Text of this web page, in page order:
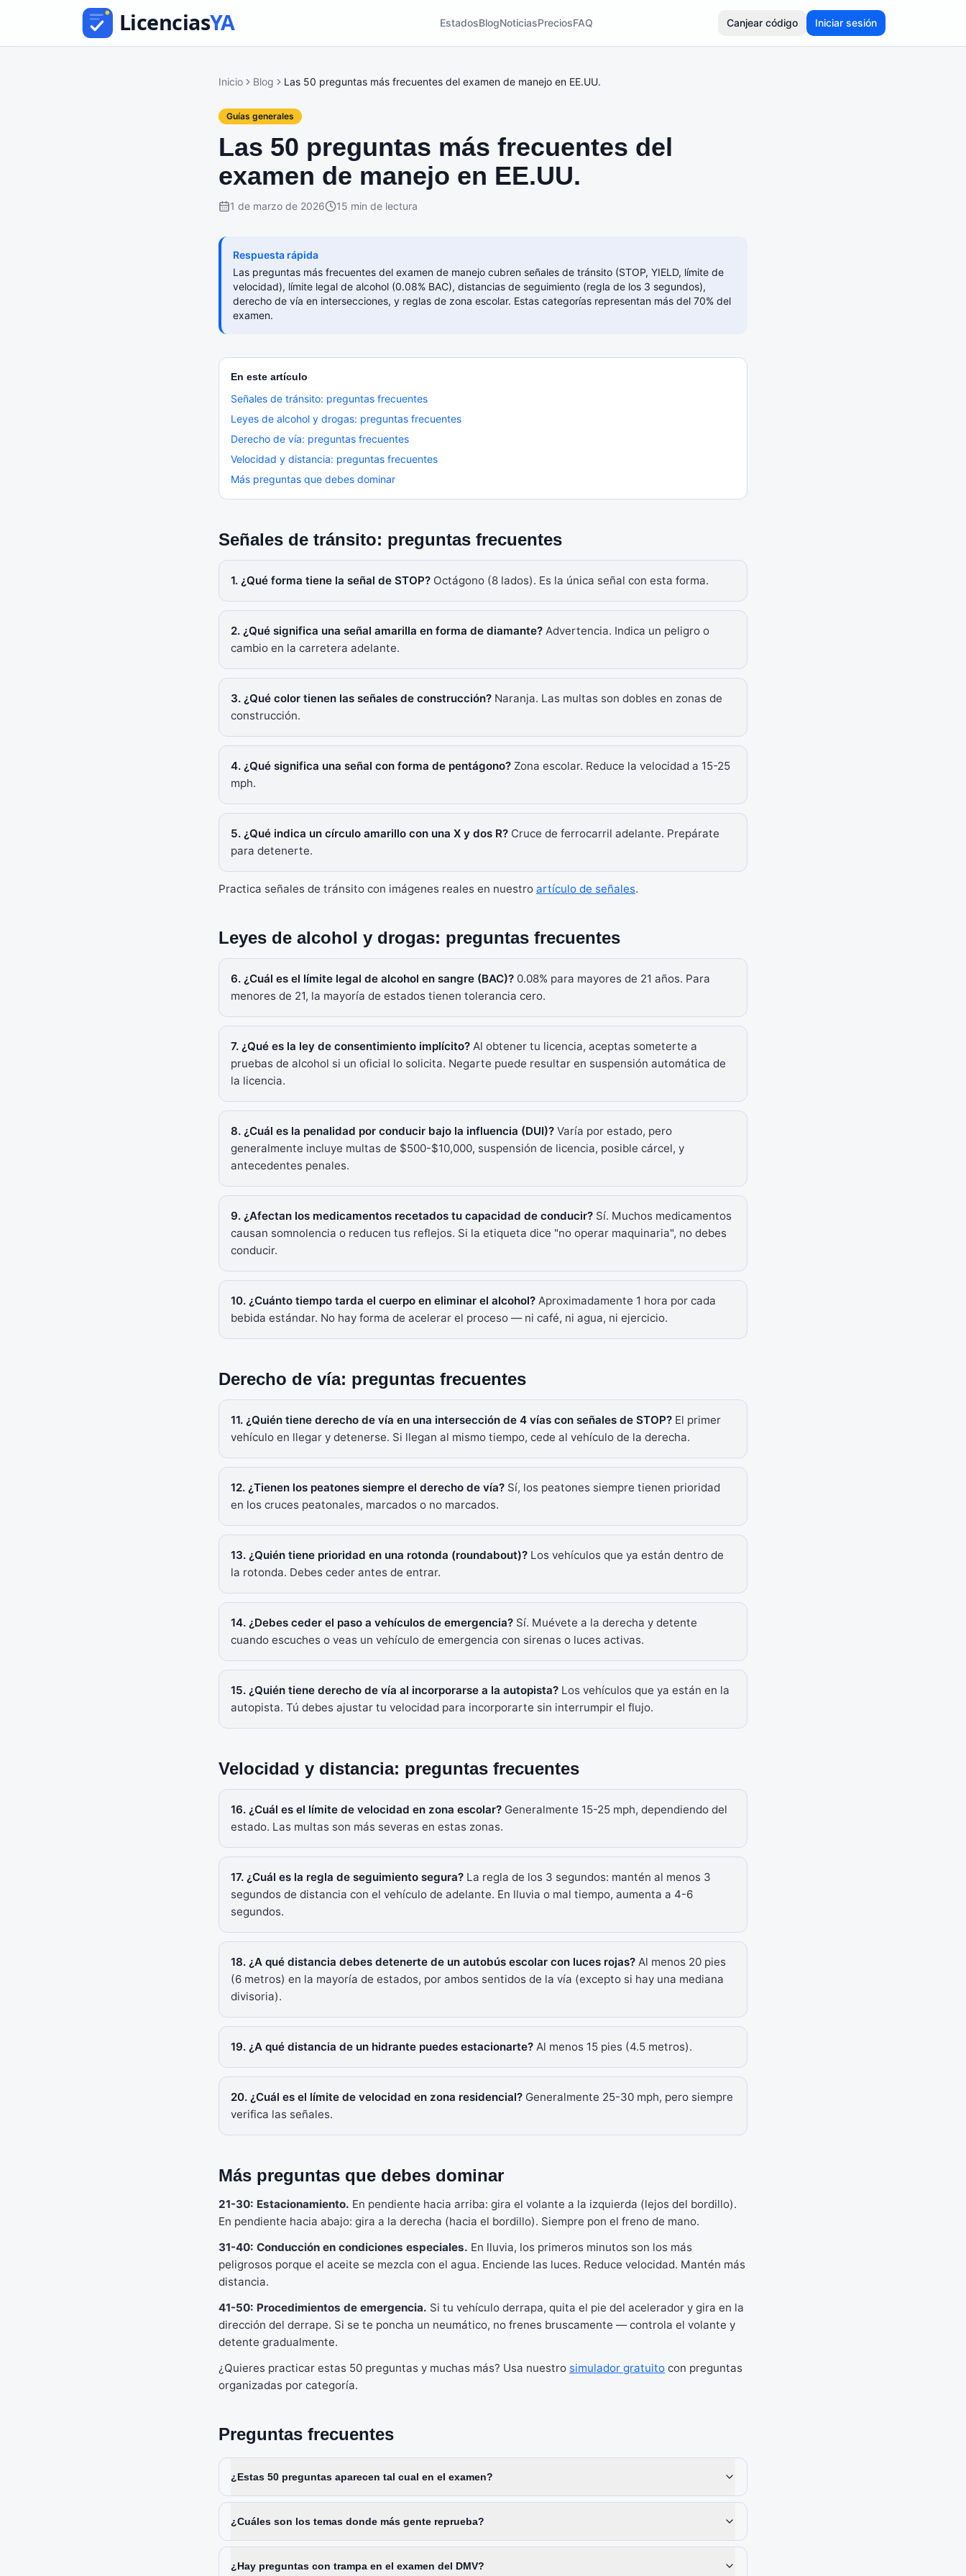
EstadosBlogNoticiasPreciosFAQ Canjear código Iniciar sesión
Inicio Blog Las 50 preguntas más frecuentes del examen de manejo en EE.UU.
Guías generales
Las 50 preguntas más frecuentes del
examen de manejo en EE.UU.
1 de marzo de 2026 15 min de lectura
Respuesta rápida
Las preguntas más frecuentes del examen de manejo cubren señales de tránsito (STOP, YIELD, límite de
velocidad), límite legal de alcohol (0.08% BAC), distancias de seguimiento (regla de los 3 segundos),
derecho de vía en intersecciones, y reglas de zona escolar. Estas categorías representan más del 70% del
examen.
En este artículo
Señales de tránsito: preguntas frecuentes
Leyes de alcohol y drogas: preguntas frecuentes
Derecho de vía: preguntas frecuentes
Velocidad y distancia: preguntas frecuentes
Más preguntas que debes dominar
Señales de tránsito: preguntas frecuentes
1. ¿Qué forma tiene la señal de STOP? Octágono (8 lados). Es la única señal con esta forma.
2. ¿Qué significa una señal amarilla en forma de diamante? Advertencia. Indica un peligro o
cambio en la carretera adelante.
3. ¿Qué color tienen las señales de construcción? Naranja. Las multas son dobles en zonas de
construcción.
4. ¿Qué significa una señal con forma de pentágono? Zona escolar. Reduce la velocidad a 15-25
mph.
5. ¿Qué indica un círculo amarillo con una X y dos R? Cruce de ferrocarril adelante. Prepárate
para detenerte.
Practica señales de tránsito con imágenes reales en nuestro artículo de señales.
Leyes de alcohol y drogas: preguntas frecuentes
6. ¿Cuál es el límite legal de alcohol en sangre (BAC)? 0.08% para mayores de 21 años. Para
menores de 21, la mayoría de estados tienen tolerancia cero.
7. ¿Qué es la ley de consentimiento implícito? Al obtener tu licencia, aceptas someterte a
pruebas de alcohol si un oficial lo solicita. Negarte puede resultar en suspensión automática de
la licencia.
8. ¿Cuál es la penalidad por conducir bajo la influencia (DUI)? Varía por estado, pero
generalmente incluye multas de $500-$10,000, suspensión de licencia, posible cárcel, y
antecedentes penales.
9. ¿Afectan los medicamentos recetados tu capacidad de conducir? Sí. Muchos medicamentos
causan somnolencia o reducen tus reflejos. Si la etiqueta dice "no operar maquinaria", no debes
conducir.
10. ¿Cuánto tiempo tarda el cuerpo en eliminar el alcohol? Aproximadamente 1 hora por cada
bebida estándar. No hay forma de acelerar el proceso — ni café, ni agua, ni ejercicio.
Derecho de vía: preguntas frecuentes
11. ¿Quién tiene derecho de vía en una intersección de 4 vías con señales de STOP? El primer
vehículo en llegar y detenerse. Si llegan al mismo tiempo, cede al vehículo de la derecha.
12. ¿Tienen los peatones siempre el derecho de vía? Sí, los peatones siempre tienen prioridad
en los cruces peatonales, marcados o no marcados.
13. ¿Quién tiene prioridad en una rotonda (roundabout)? Los vehículos que ya están dentro de
la rotonda. Debes ceder antes de entrar.
14. ¿Debes ceder el paso a vehículos de emergencia? Sí. Muévete a la derecha y detente
cuando escuches o veas un vehículo de emergencia con sirenas o luces activas.
15. ¿Quién tiene derecho de vía al incorporarse a la autopista? Los vehículos que ya están en la
autopista. Tú debes ajustar tu velocidad para incorporarte sin interrumpir el flujo.
Velocidad y distancia: preguntas frecuentes
16. ¿Cuál es el límite de velocidad en zona escolar? Generalmente 15-25 mph, dependiendo del
estado. Las multas son más severas en estas zonas.
17. ¿Cuál es la regla de seguimiento segura? La regla de los 3 segundos: mantén al menos 3
segundos de distancia con el vehículo de adelante. En lluvia o mal tiempo, aumenta a 4-6
segundos.
18. ¿A qué distancia debes detenerte de un autobús escolar con luces rojas? Al menos 20 pies
(6 metros) en la mayoría de estados, por ambos sentidos de la vía (excepto si hay una mediana
divisoria).
19. ¿A qué distancia de un hidrante puedes estacionarte? Al menos 15 pies (4.5 metros).
20. ¿Cuál es el límite de velocidad en zona residencial? Generalmente 25-30 mph, pero siempre
verifica las señales.
Más preguntas que debes dominar
21-30: Estacionamiento. En pendiente hacia arriba: gira el volante a la izquierda (lejos del bordillo).
En pendiente hacia abajo: gira a la derecha (hacia el bordillo). Siempre pon el freno de mano.
31-40: Conducción en condiciones especiales. En lluvia, los primeros minutos son los más
peligrosos porque el aceite se mezcla con el agua. Enciende las luces. Reduce velocidad. Mantén más
distancia.
41-50: Procedimientos de emergencia. Si tu vehículo derrapa, quita el pie del acelerador y gira en la
dirección del derrape. Si se te poncha un neumático, no frenes bruscamente — controla el volante y
detente gradualmente.
¿Quieres practicar estas 50 preguntas y muchas más? Usa nuestro simulador gratuito con preguntas
organizadas por categoría.
Preguntas frecuentes
¿Estas 50 preguntas aparecen tal cual en el examen?
¿Cuáles son los temas donde más gente reprueba?
¿Hay preguntas con trampa en el examen del DMV?